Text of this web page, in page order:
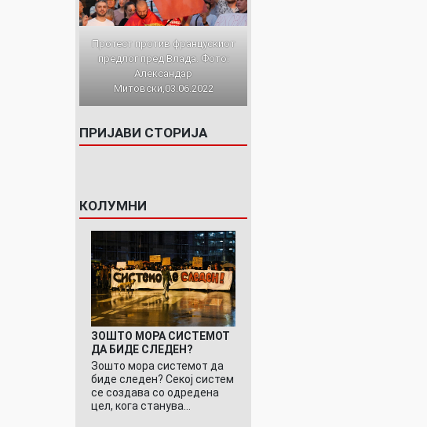
Протест против францускиот
предлог пред Влада. Фото:
Александар
Митовски,03.06.2022
ПРИЈАВИ СТОРИЈА
КОЛУМНИ
ЗОШТО МОРА СИСТЕМОТ
ДА БИДЕ СЛЕДЕН?
Зошто мора системот да
биде следен? Секој систем
се создава со одредена
цел, кога станува…